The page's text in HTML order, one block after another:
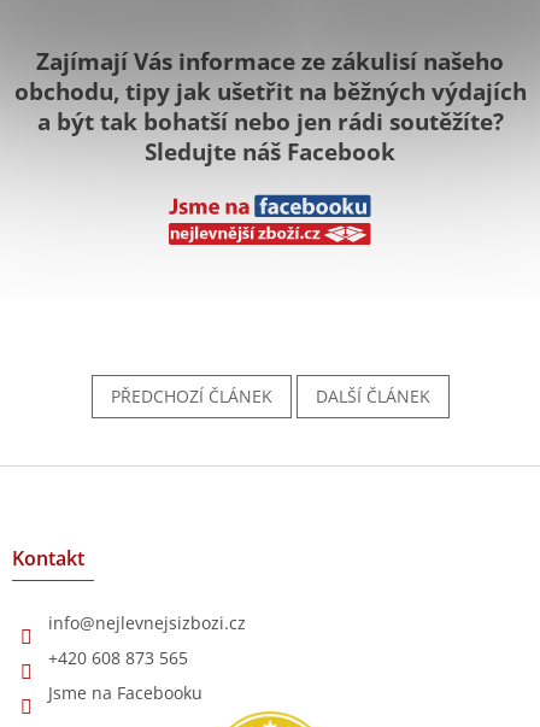
Zajímají Vás informace ze zákulisí našeho
obchodu, tipy jak ušetřit na běžných výdajích
a být tak bohatší nebo jen rádi soutěžíte?
Sledujte náš Facebook
PŘEDCHOZÍ ČLÁNEK DALŠÍ ČLÁNEK
Z
Kontakt
info@nejlevnejsizbozi.cz
+420 608 873 565
Jsme na Facebooku